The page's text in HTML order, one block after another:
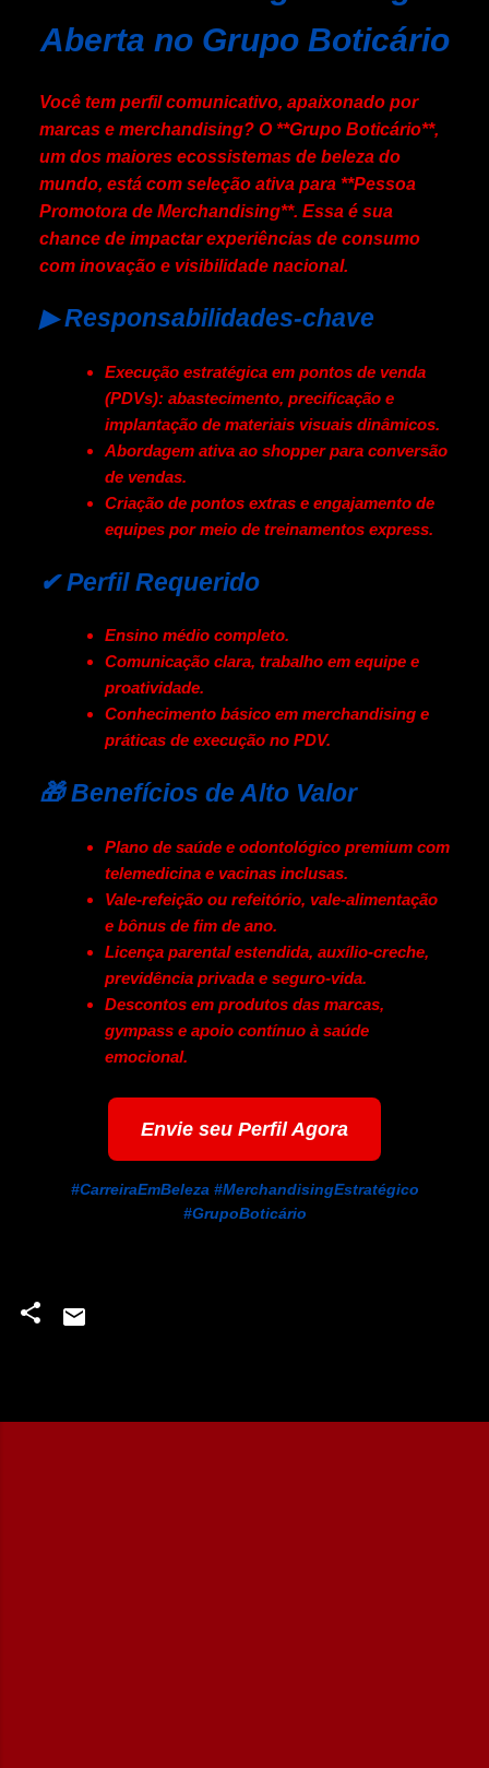
Aberta no Grupo Boticário
Você tem perfil comunicativo, apaixonado por
marcas e merchandising? O **Grupo Boticário**,
um dos maiores ecossistemas de beleza do
mundo, está com seleção ativa para **Pessoa
Promotora de Merchandising**. Essa é sua
chance de impactar experiências de consumo
com inovação e visibilidade nacional.
▶ Responsabilidades-chave
Execução estratégica em pontos de venda
(PDVs): abastecimento, precificação e
implantação de materiais visuais dinâmicos.
Abordagem ativa ao shopper para conversão
de vendas.
Criação de pontos extras e engajamento de
equipes por meio de treinamentos express.
✔ Perfil Requerido
Ensino médio completo.
Comunicação clara, trabalho em equipe e
proatividade.
Conhecimento básico em merchandising e
práticas de execução no PDV.
🎁 Benefícios de Alto Valor
Plano de saúde e odontológico premium com
telemedicina e vacinas inclusas.
Vale-refeição ou refeitório, vale-alimentação
e bônus de fim de ano.
Licença parental estendida, auxílio-creche,
previdência privada e seguro-vida.
Descontos em produtos das marcas,
gympass e apoio contínuo à saúde
emocional.
Envie seu Perfil Agora
#CarreiraEmBeleza #MerchandisingEstratégico
#GrupoBoticário